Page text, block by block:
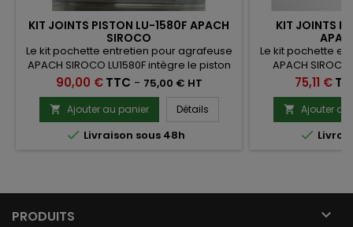
KIT JOINTS PISTON LU-1580F APACH
SIROCO
Le kit pochette entretien pour agrafeuse
APACH SIROCO LU1580F intègre le piston
et le percuteur assemblés ainsi que les
joints qui vont avec.
Prix
90,00 € TTC - 75,00 € HT
 Ajouter au panier Détails
 Livraison sous 48h
KIT JOINTS
Le kit pochette
APACH
intègre le
assemblés
Prix
75,11 €
 Ajouter au

PRODUITS 